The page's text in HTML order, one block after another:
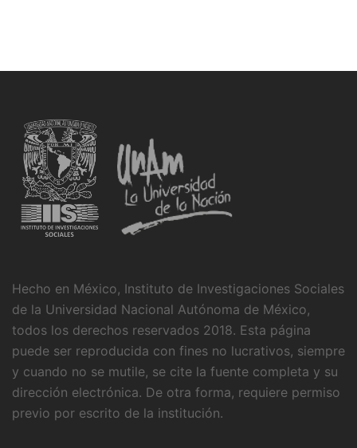
Hecho en México, Instituto de Investigaciones Sociales
de la Universidad Nacional Autónoma de México,
todos los derechos reservados 2018. Esta página
puede ser reproducida con fines no lucrativos, siempre
y cuando no se mutile, se cite la fuente completa y su
dirección electrónica. De otra forma, requiere permiso
previo por escrito de la institución.